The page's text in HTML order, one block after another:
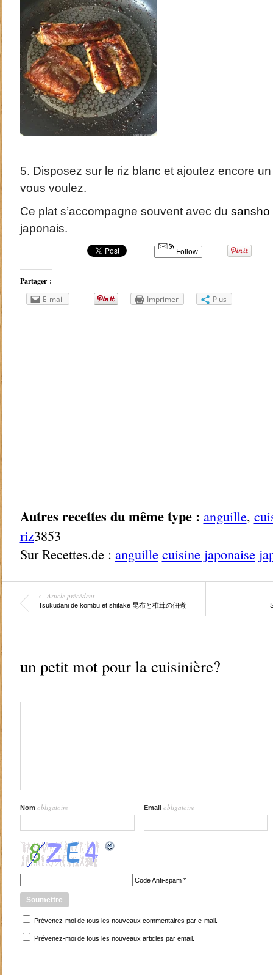
5. Disposez sur le riz blanc et ajoutez encore
vous voulez.
Ce plat s’accompagne souvent avec du sansho
japonais.
Follow
Partager :
E-mail
Imprimer Plus
Autres recettes du même type : anguille,
riz3853
Sur Recettes.de : anguille cuisine japonaise
← Article précédent
Tsukudani de kombu et shitake 昆布と椎茸の佃煮
un petit mot pour la cuisinière?
Nom obligatoire Email obligatoire
Code Anti-spam*
Prévenez-moi de tous les nouveaux commentaires par e-mail.
Prévenez-moi de tous les nouveaux articles par email.